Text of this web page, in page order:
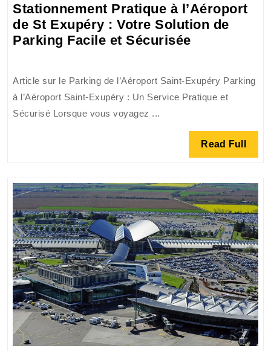
Stationnement Pratique à l’Aéroport
de St Exupéry : Votre Solution de
Parking Facile et Sécurisée
l’Aéroport
de
Exupéry
Solution
de
Parking
Facile
et
Sécurisée
Article sur le Parking de l’Aéroport Saint-Exupéry Parking
à l’Aéroport Saint-Exupéry : Un Service Pratique et
Sécurisé Lorsque vous voyagez ...
Read Full Read
Full